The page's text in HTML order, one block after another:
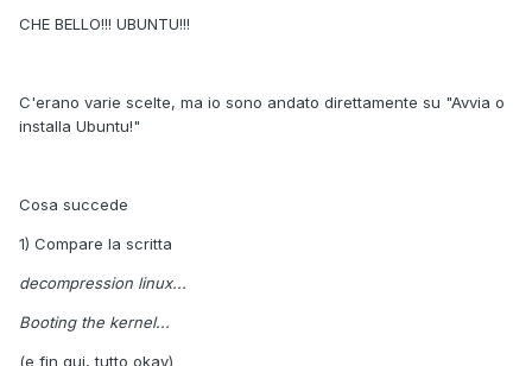
CHE BELLO!!! UBUNTU!!!
C'erano varie scelte, ma io sono andato direttamente su "Avvia o
installa Ubuntu!"
Cosa succede
1) Compare la scritta
decompression linux...
Booting the kernel...
(e fin qui, tutto okay)